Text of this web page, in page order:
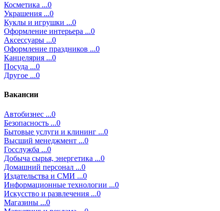
Косметика ...0
Украшения ...0
Куклы и игрушки ...0
Оформление интерьера ...0
Аксессуары ...0
Оформление праздников ...0
Канцелярия ...0
Посуда ...0
Другое ...0
Вакансии
Автобизнес ...0
Безопасность ...0
Бытовые услуги и клининг ...0
Высший менеджмент ...0
Госслужба ...0
Добыча сырья, энергетика ...0
Домашний персонал ...0
Издательства и СМИ ...0
Информационные технологии ...0
Искусство и развлечения ...0
Магазины ...0